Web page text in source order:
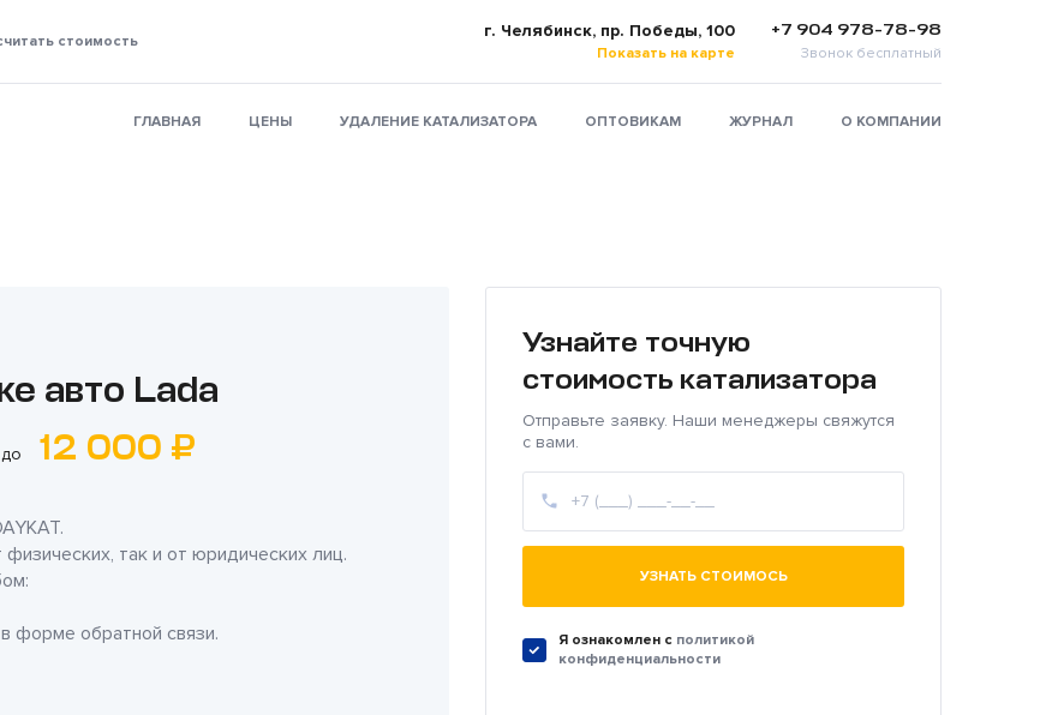
стоимость г. Челябинск, пр. Победы, 100
Показать на карте
+7 904 978-78-98
Звонок бесплатный
ГЛАВНАЯ ЦЕНЫ УДАЛЕНИЕ КАТАЛИЗАТОРА ОПТОВИКАМ ЖУРНАЛ О КОМПАНИИ
авто Lada
до 12 000 ₽
.
так и от юридических лиц.
форме обратной связи.
Узнайте точную
стоимость катализатора
Отправьте заявку. Наши менеджеры свяжутся
с вами.
УЗНАТЬ СТОИМОСЬ
Я ознакомлен c политикой
конфиденциальности